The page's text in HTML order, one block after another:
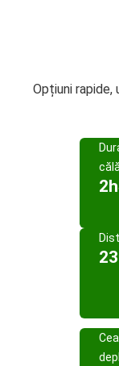
Opțiuni rapide,